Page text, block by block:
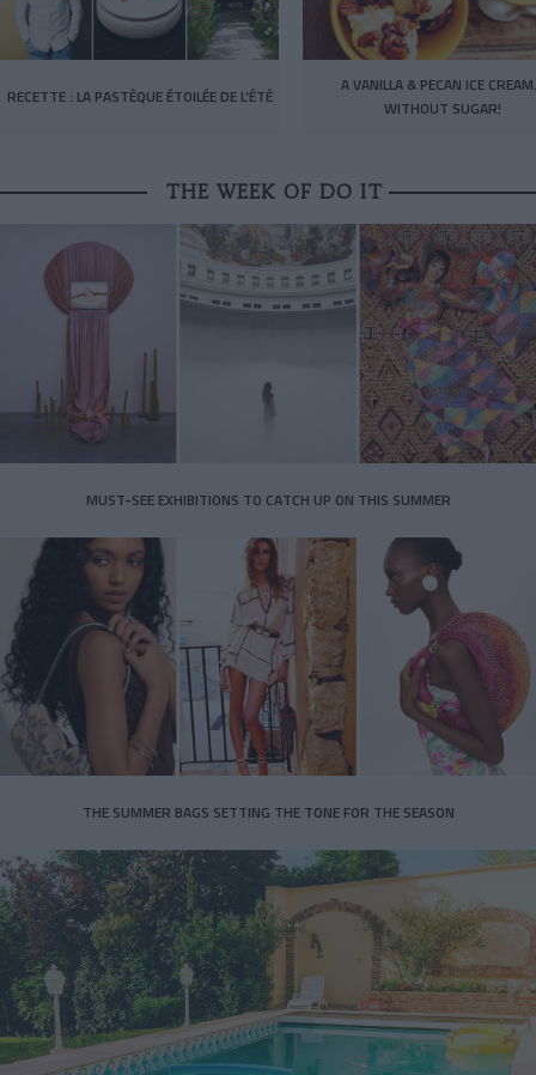
RECETTE : LA PASTÈQUE ÉTOILÉE DE L’ÉTÉ
A VANILLA & PECAN ICE
WITHOUT SUGAR!
THE WEEK OF DO IT
MUST-SEE EXHIBITIONS TO CATCH UP ON THIS SUMMER
THE SUMMER BAGS SETTING THE TONE FOR THE SEASON